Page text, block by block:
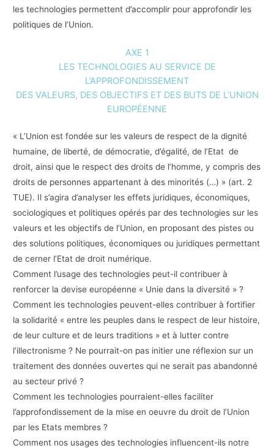
les technologies permettent d’accomplir pour approfondir les
politiques de l’Union.
AXE 1
LES TECHNOLOGIES AU SERVICE DE
L’APPROFONDISSEMENT
DES VALEURS, DES OBJECTIFS ET DES BUTS DE L’UNION
EUROPÉENNE
« L’Union est fondée sur les valeurs de respect de la dignité
humaine, de liberté, de démocratie, d’égalité, de l’Etat de
droit, ainsi que le respect des droits de l’homme, y compris des
droits de personnes appartenant à des minorités (…) » (art. 2
TUE). Il s’agira d’analyser les effets juridiques, économiques,
sociologiques et politiques opérés par des technologies sur les
valeurs et les objectifs de l’Union, en proposant des pistes ou
des solutions politiques, économiques ou juridiques permettant
de cerner l’Etat de droit numérique.
Comment l’usage des technologies peut-il contribuer à
renforcer la devise européenne « Unie dans la diversité » ?
Comment les technologies peuvent-elles contribuer à fortifier
la solidarité « entre les peuples dans le respect de leur histoire,
de leur culture et de leurs traditions » et à lutter contre
l’illectronisme ? Ne pourrait-on pas initier une réflexion sur un
traitement des données ouvertes qui ne serait pas abandonné
au secteur privé ?
Comment les technologies pourraient-elles faciliter
l’approfondissement de la mise en oeuvre du droit de l’Union
par les Etats membres ?
Comment nos usages des technologies influencent-ils notre